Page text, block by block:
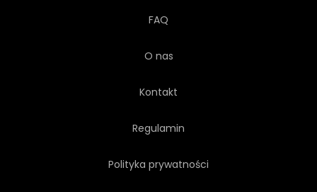
FAQ
O nas
Kontakt
Regulamin
Polityka prywatności